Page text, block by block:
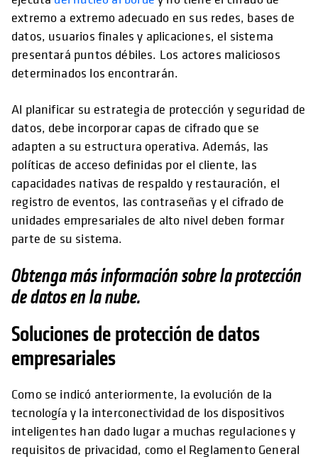
extremo a extremo adecuado en sus redes, bases de
datos, usuarios finales y aplicaciones, el sistema
presentará puntos débiles. Los actores maliciosos
determinados los encontrarán.
Al planificar su estrategia de protección y seguridad de
datos, debe incorporar capas de cifrado que se
adapten a su estructura operativa. Además, las
políticas de acceso definidas por el cliente, las
capacidades nativas de respaldo y restauración, el
registro de eventos, las contraseñas y el cifrado de
unidades empresariales de alto nivel deben formar
parte de su sistema.
Obtenga más información sobre la protección
de datos en la nube.
Soluciones de protección de datos
empresariales
Como se indicó anteriormente, la evolución de la
tecnología y la interconectividad de los dispositivos
inteligentes han dado lugar a muchas regulaciones y
requisitos de privacidad, como el Reglamento General